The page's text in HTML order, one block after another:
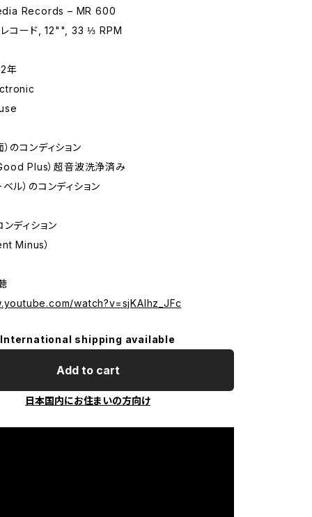
Records – MR 600
レコード, 12"", 33 ⅓ RPM
年
のコンディション
Plus）超音波洗浄済み
ル）のコンディション
ンディション
Minus）
watch?v=sjKAIhz_JFc
International shipping available
Add to cart
日本国内にお住まいの方向け